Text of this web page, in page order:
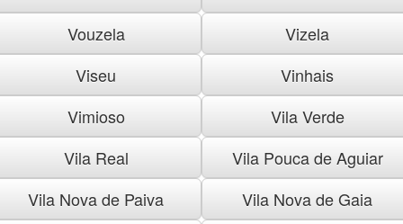
Vouzela
Vizela
Viseu
Vinhais
Vimioso
Vila Verde
Vila Real
Vila Pouca de Aguiar
Vila Nova de Paiva
Vila Nova de Gaia